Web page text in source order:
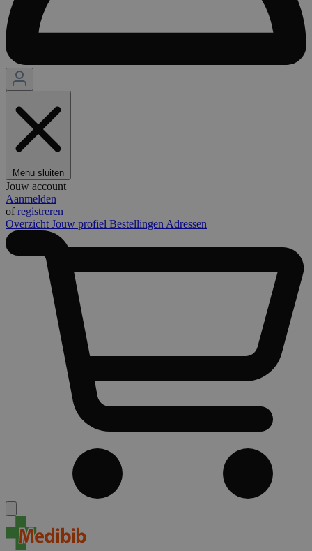
Menu sluiten
Jouw account
Aanmelden
ofregistreren
Overzicht Jouw profiel Bestellingen Adressen